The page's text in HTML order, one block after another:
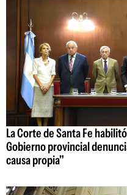
La Corte de Santa Fe
Gobierno provincial
causa propia"